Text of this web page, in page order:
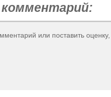
или поставить